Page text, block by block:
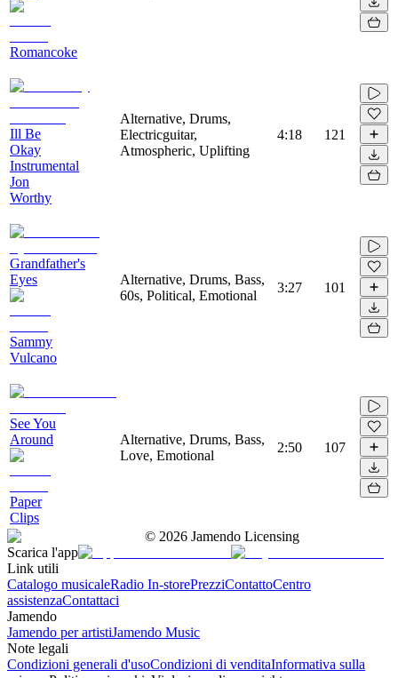
Romancoke
Ill Be
Okay
Instrumental
Jon
Worthy
Alternative, Drums,
Electricguitar,
Atmospheric, Uplifting
4:18 121
Grandfather's
Eyes
Sammy
Vulcano
Alternative, Drums, Bass,
60s, Political, Emotional
3:27 101
See You
Around
Paper
Clips
Alternative, Drums, Bass,
Love, Emotional
2:50 107
© 2026 Jamendo Licensing
Scarica l'app
Link utili
Catalogo musicaleRadio In-storePrezziContattoCentro
assistenzaContattaci
Jamendo
Jamendo per artistiJamendo Music
Note legali
Condizioni generali d'usoCondizioni di venditaInformativa sulla